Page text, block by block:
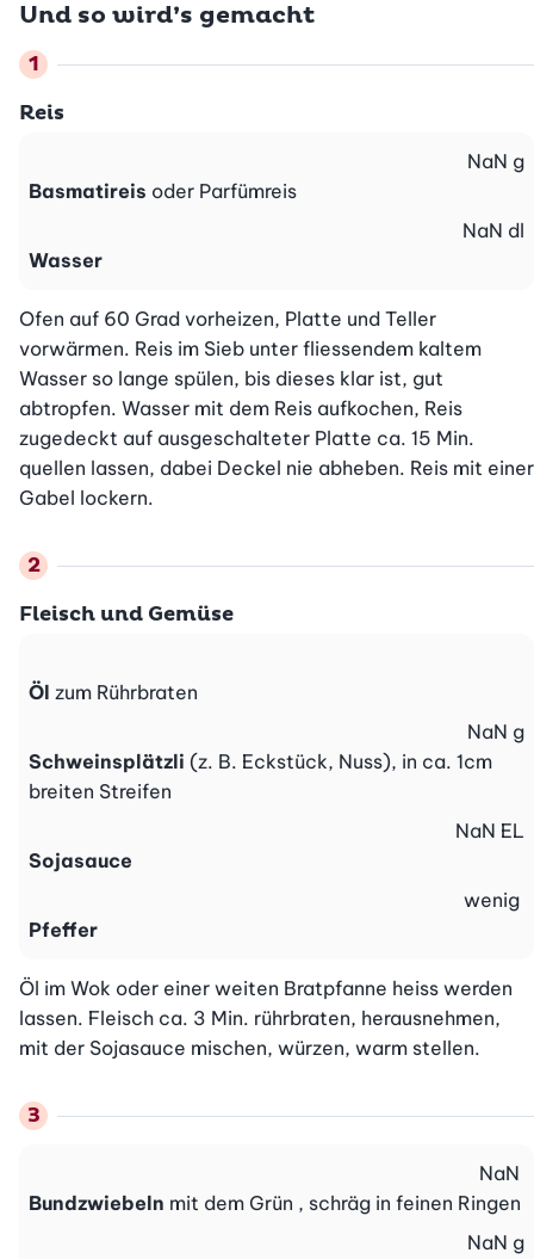
Und so wird’s gemacht
Reis
Basmatireis oder Parfümreis
NaN g
Wasser
NaN dl
Ofen auf 60 Grad vorheizen, Platte und Teller
vorwärmen. Reis im Sieb unter fliessendem kaltem
Wasser so lange spülen, bis dieses klar ist, gut
abtropfen. Wasser mit dem Reis aufkochen, Reis
zugedeckt auf ausgeschalteter Platte ca. 15 Min.
quellen lassen, dabei Deckel nie abheben. Reis mit einer
Gabel lockern.
Fleisch und Gemüse
Öl zum Rührbraten
Schweinsplätzli (z. B. Eckstück, Nuss), in ca. 1cm
breiten Streifen
NaN g
Sojasauce
NaN EL
Pfeffer
wenig
Öl im Wok oder einer weiten Bratpfanne heiss werden
lassen. Fleisch ca. 3 Min. rührbraten, herausnehmen,
mit der Sojasauce mischen, würzen, warm stellen.
Bundzwiebeln mit dem Grün , schräg in feinen Ringen
NaN
NaN g